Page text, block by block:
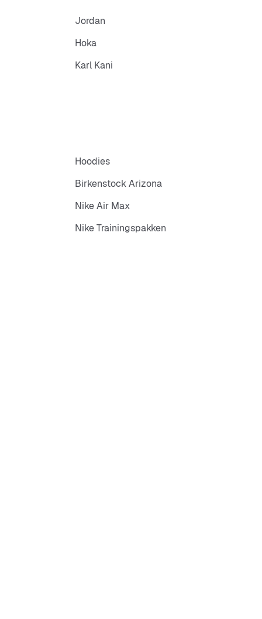
Jordan
Hoka
Karl Kani
Hoodies
Birkenstock Arizona
Nike Air Max
Nike Trainingspakken